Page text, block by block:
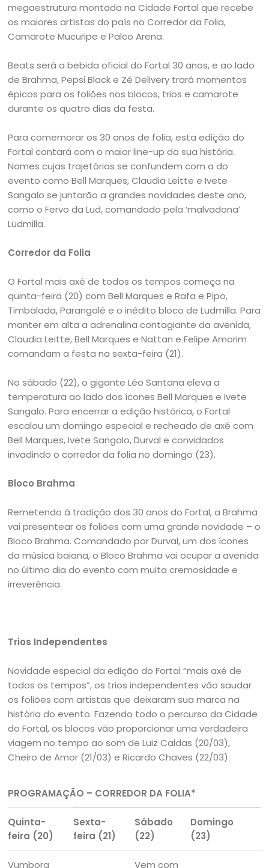
megaestrutura montada na Cidade Fortal que recebe
os maiores artistas do país no Corredor da Folia,
Camarote Mucuripe e Palco Arena.
Beats será a bebida oficial do Fortal 30 anos, e ao lado
de Brahma, Pepsi Black e Zé Delivery trará momentos
épicos para os foliões nos blocos, trios e camarote
durante os quatro dias da festa.
Para comemorar os 30 anos de folia, esta edição do
Fortal contará com o maior line-up da sua história.
Nomes cujas trajetórias se confundem com a do
evento como Bell Marques, Claudia Leitte e Ivete
Sangalo se juntarão a grandes novidades deste ano,
como o Fervo da Lud, comandado pela ‘malvadona’
Ludmilla.
Corredor da Folia
O Fortal mais axé de todos os tempos começa na
quinta-feira (20) com Bell Marques e Rafa e Pipo,
Timbalada, Parangolé e o inédito bloco de Ludmilla. Para
manter em alta a adrenalina contagiante da avenida,
Claudia Leitte, Bell Marques e Nattan e Felipe Amorim
comandam a festa na sexta-feira (21).
No sábado (22), o gigante Léo Santana eleva a
temperatura ao lado dos ícones Bell Marques e Ivete
Sangalo. Para encerrar a edição histórica, o Fortal
escalou um domingo especial e recheado de axé com
Bell Marques, Ivete Sangalo, Durval e convidados
invadindo o corredor da folia no domingo (23).
Bloco Brahma
Remetendo à tradição dos 30 anos do Fortal, a Brahma
vai presentear os foliões com uma grande novidade – o
Bloco Brahma. Comandado por Durval, um dos ícones
da música baiana, o Bloco Brahma vai ocupar a avenida
no último dia do evento com muita cremosidade e
irreverência.
Trios Independentes
Novidade especial da edição do Fortal “mais axé de
todos os tempos”, os trios independentes vão saudar
os foliões com artistas que deixaram sua marca na
história do evento. Fazendo todo o percurso da Cidade
do Fortal, os blocos vão proporcionar uma verdadeira
viagem no tempo ao som de Luiz Caldas (20/03),
Cheiro de Amor (21/03) e Ricardo Chaves (22/03).
PROGRAMAÇÃO – CORREDOR DA FOLIA*
Quinta-
feira (20)
Sexta-
feira (21)
Sábado
(22)
Domingo
(23)
Vumbora Vem com